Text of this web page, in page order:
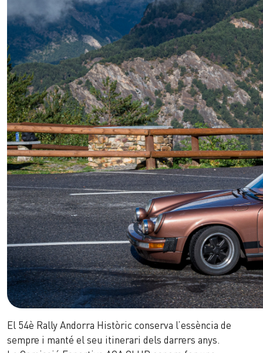
El 54è Rally Andorra Històric conserva l’essència de
sempre i manté el seu itinerari dels darrers anys.